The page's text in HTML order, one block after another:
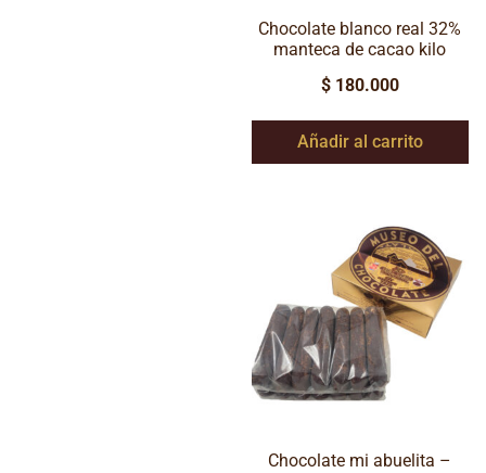
Chocolate blanco real 32%
manteca de cacao kilo
$180.000
Añadir al carrito
Chocolate mi abuelita –